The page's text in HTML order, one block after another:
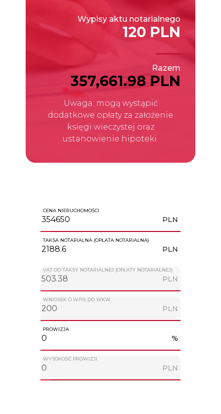
Wypisy aktu notarialnego
120 PLN
Razem
357,661.98 PLN
Uwaga: mogą wystąpić
dodatkowe opłaty za założenie
księgi wieczystej oraz
ustanowienie hipoteki.
CENA NIERUCHOMOŚCI
PLN
TAKSA NOTARIALNA (OPŁATA NOTARIALNA)
PLN
VAT OD TAKSY NOTARIALNEJ (OPŁATY NOTARIALNEJ)
PLN
WNIOSEK O WPIS DO WKW
PLN
PROWIZJA
%
WYSOKOŚĆ PROWIZJI
PLN